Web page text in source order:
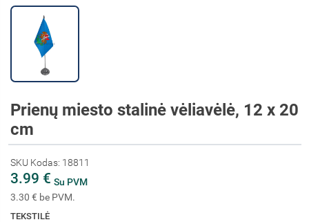
Prienų miesto stalinė vėliavėlė, 12 x 20
cm
SKU Kodas: 18811
3.99 € Su PVM
3.30 € be PVM.
TEKSTILĖ